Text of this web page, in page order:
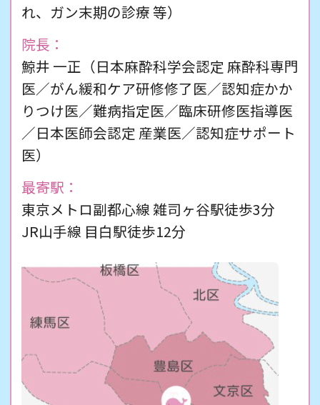
れ、ガン末期の診療 等）
院長：
鯨井 一正（日本麻酔科学会認定 麻酔科専門
医／がん緩和ケア研修修了医／認知症かか
りつけ医／難病指定医／臨床研修医指導医
／日本医師会認定 産業医／認知症サポート
医）
最寄駅：
東京メトロ副都心線 雑司ヶ谷駅徒歩3分
JR山手線 目白駅徒歩12分